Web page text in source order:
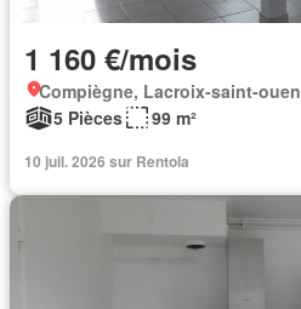
1 160 €/mois
Compiègne, Lacroix-saint-ouen
5 Pièces
99 m²
10 juil. 2026 sur Rentola